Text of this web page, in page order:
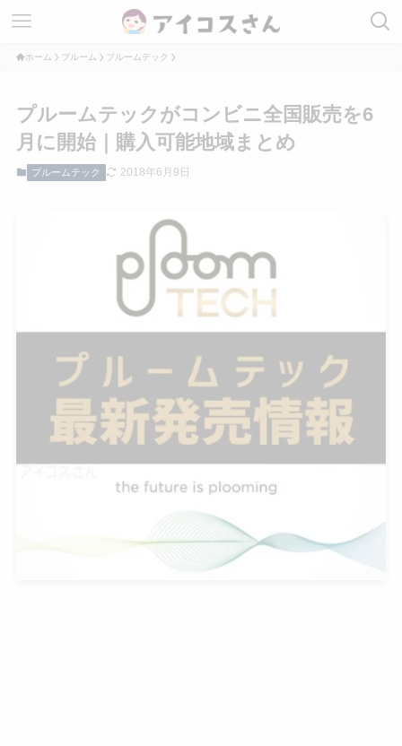
ホーム プルーム プルームテック
プルームテックがコンビニ全国販売を6
月に開始｜購入可能地域まとめ
プルームテック 2018年6月9日